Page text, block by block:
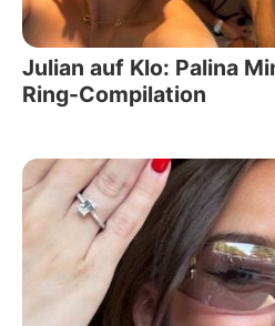
Julian auf Klo: Palina
Ring-Compilation